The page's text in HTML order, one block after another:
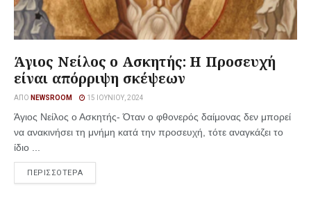
Άγιος Νείλος ο Ασκητής: Η Προσευχή
είναι απόρριψη σκέψεων
ΑΠΌ NEWSROOM 15 ΙΟΥΝΊΟΥ, 2024
Άγιος Νείλος ο Ασκητής- Όταν ο φθονερός δαίμονας δεν μπορεί
να ανακινήσει τη μνήμη κατά την προσευχή, τότε αναγκάζει το
ίδιο ...
ΠΕΡΙΣΣΟΤΕΡΑ